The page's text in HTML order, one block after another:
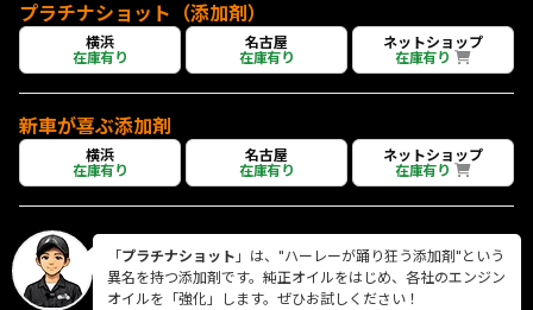
プラチナショット（添加剤）
横浜
在庫有り
名古屋
在庫有り
ネットショップ
在庫有り
新車が喜ぶ添加剤
横浜
在庫有り
名古屋
在庫有り
ネットショップ
在庫有り
「プラチナショット 」は、"ハーレーが踊り狂う添加剤"という
異名を持つ添加剤です。純正オイルをはじめ、各社のエンジン
オイルを「強化」します。ぜひお試しください！